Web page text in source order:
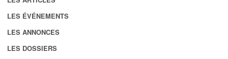
LES ÉVÉNEMENTS
LES ANNONCES
LES DOSSIERS